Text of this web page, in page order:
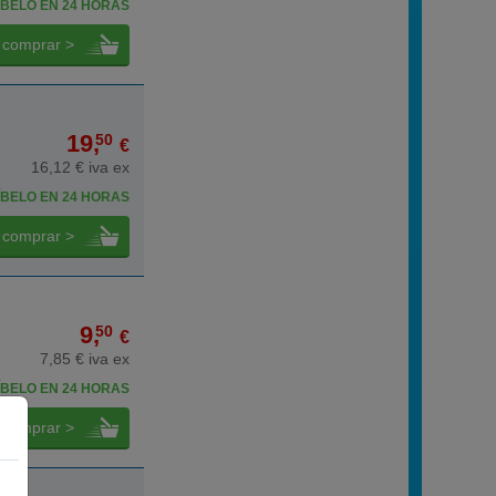
EN 24 HORAS
comprar >
19,50 €
16,12 € iva ex
EN 24 HORAS
comprar >
9,50 €
7,85 € iva ex
EN 24 HORAS
comprar >